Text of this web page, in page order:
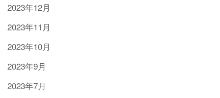
2023年12月
2023年11月
2023年10月
2023年9月
2023年7月